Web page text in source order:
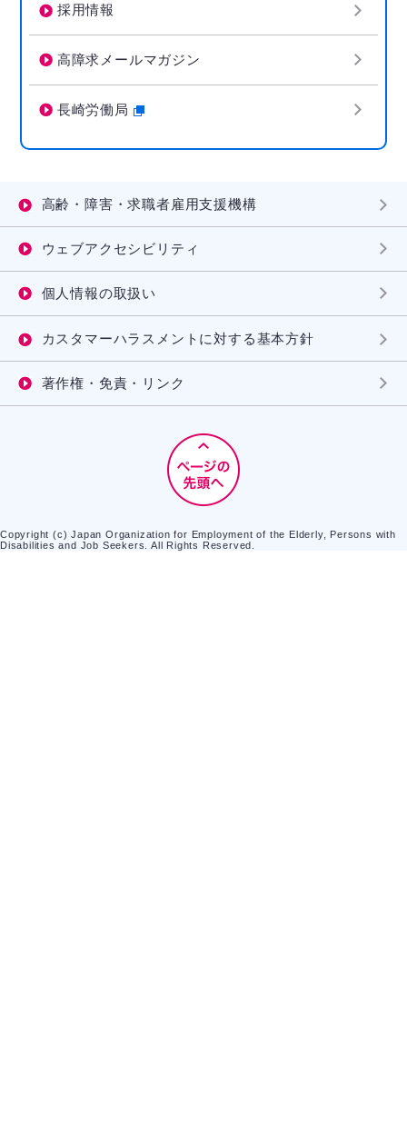
採用情報
高障求メールマガジン
長崎労働局
高齢・障害・求職者雇用支援機構
ウェブアクセシビリティ
個人情報の取扱い
カスタマーハラスメントに対する基本方針
著作権・免責・リンク
Copyright (c) Japan Organization for Employment of the Elderly, Persons with
Disabilities and Job Seekers. All Rights Reserved.